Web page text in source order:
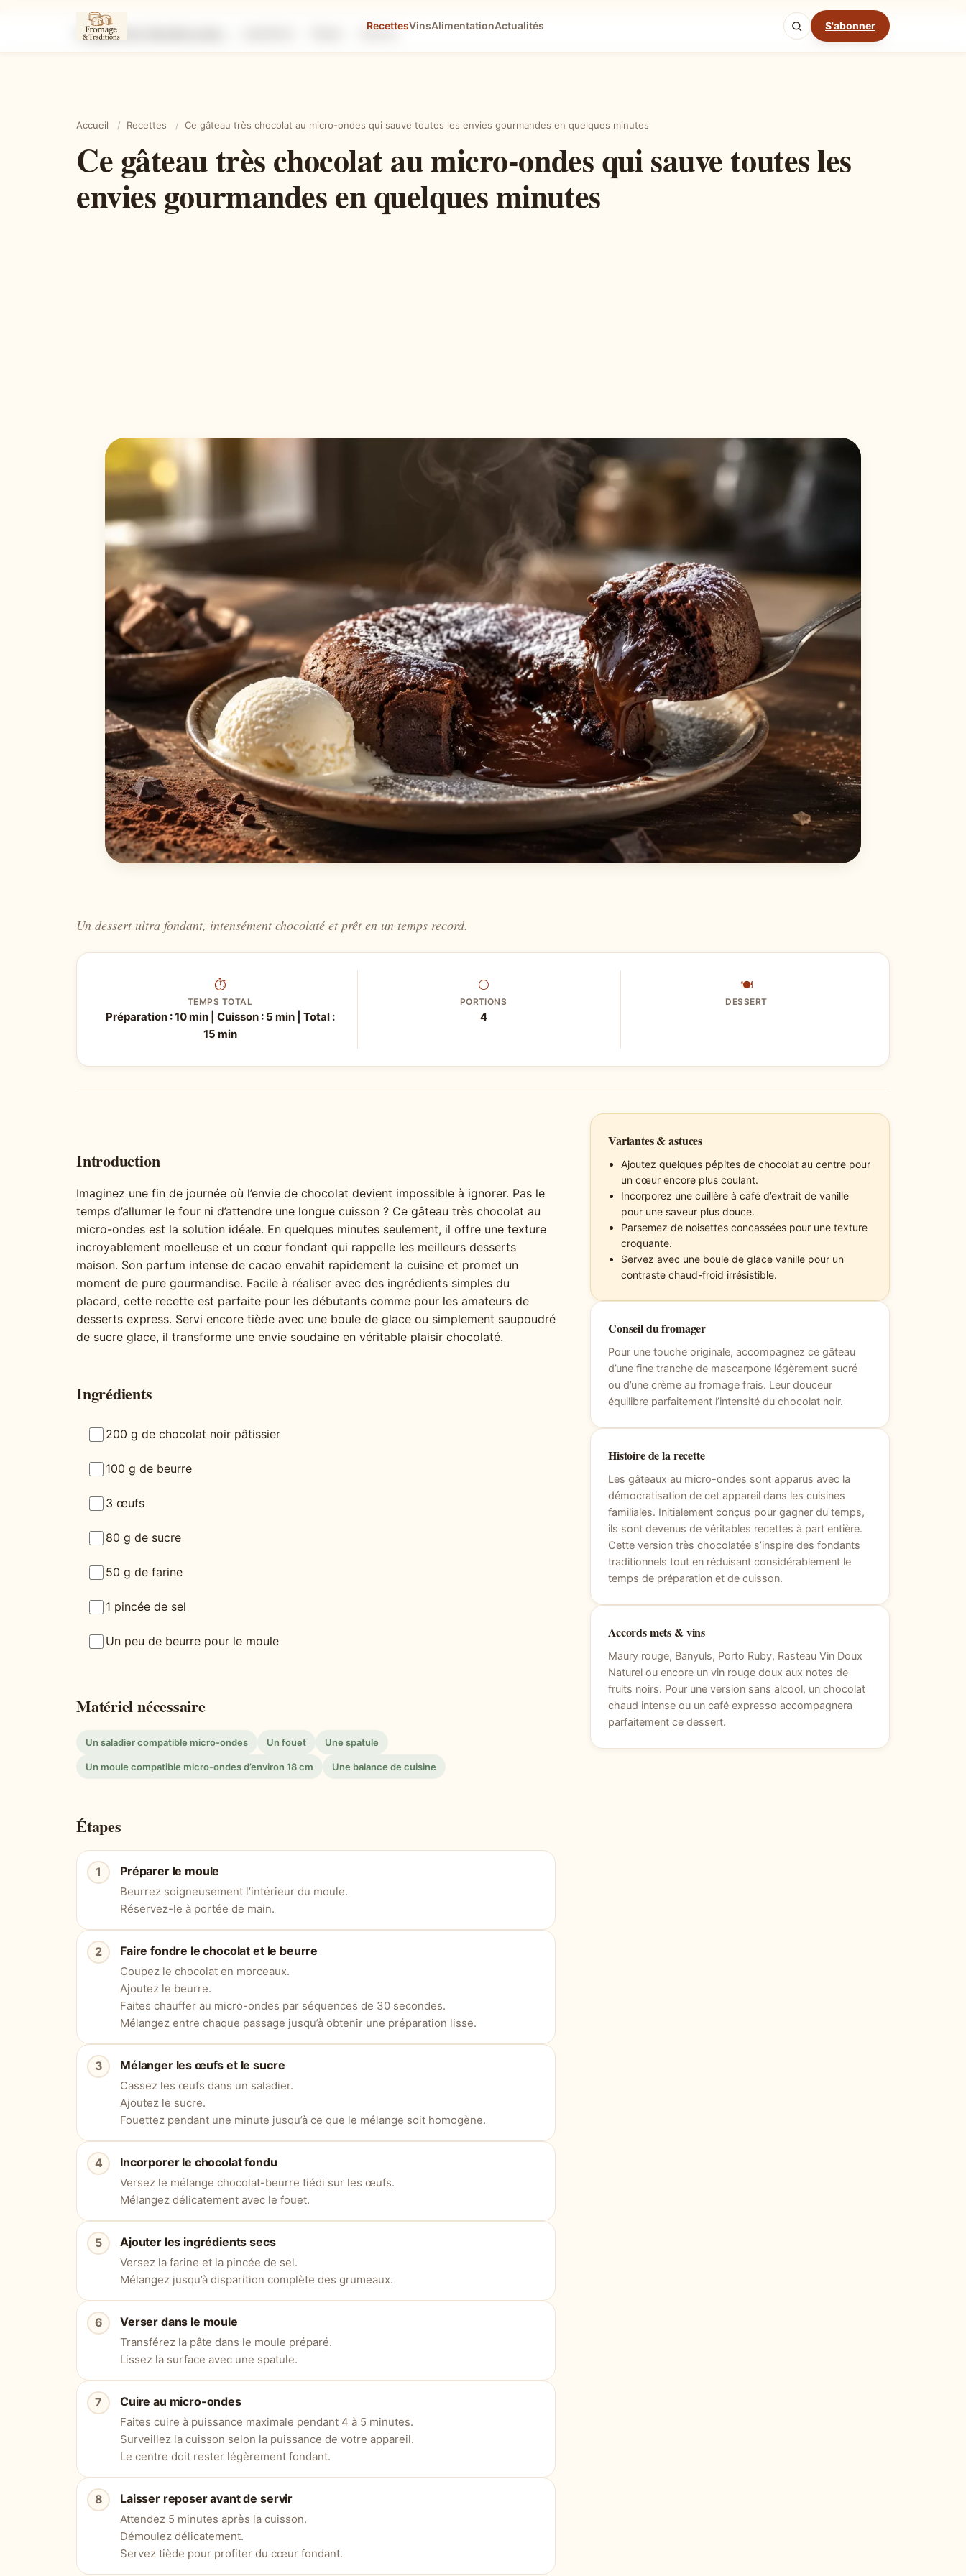
RecettesVinsAlimentationActualités S'abonner
Astuces Mode cuisine
Accueil / Recettes / Ce gâteau très chocolat au micro-ondes qui sauve toutes les envies gourmandes en quelques minutes
Ce gâteau très chocolat au micro-ondes qui sauve toutes les
envies gourmandes en quelques minutes
Un dessert ultra fondant, intensément chocolaté et prêt en un temps record.
⏱
TEMPS TOTAL
Préparation : 10 min | Cuisson : 5 min | Total :
15 min
⚪
PORTIONS
4
🍽
DESSERT
Introduction
Imaginez une fin de journée où l’envie de chocolat devient impossible à ignorer. Pas le
temps d’allumer le four ni d’attendre une longue cuisson ? Ce gâteau très chocolat au
micro-ondes est la solution idéale. En quelques minutes seulement, il offre une texture
incroyablement moelleuse et un cœur fondant qui rappelle les meilleurs desserts
maison. Son parfum intense de cacao envahit rapidement la cuisine et promet un
moment de pure gourmandise. Facile à réaliser avec des ingrédients simples du
placard, cette recette est parfaite pour les débutants comme pour les amateurs de
desserts express. Servi encore tiède avec une boule de glace ou simplement saupoudré
de sucre glace, il transforme une envie soudaine en véritable plaisir chocolaté.
Ingrédients
200 g de chocolat noir pâtissier
100 g de beurre
3 œufs
80 g de sucre
50 g de farine
1 pincée de sel
Un peu de beurre pour le moule
Matériel nécessaire
Un saladier compatible micro-ondes Un fouet Une spatule
Un moule compatible micro-ondes d’environ 18 cm Une balance de cuisine
Étapes
Préparer le moule
Beurrez soigneusement l’intérieur du moule.
Réservez-le à portée de main.
Faire fondre le chocolat et le beurre
Coupez le chocolat en morceaux.
Ajoutez le beurre.
Faites chauffer au micro-ondes par séquences de 30 secondes.
Mélangez entre chaque passage jusqu’à obtenir une préparation lisse.
Mélanger les œufs et le sucre
Cassez les œufs dans un saladier.
Ajoutez le sucre.
Fouettez pendant une minute jusqu’à ce que le mélange soit homogène.
Incorporer le chocolat fondu
Versez le mélange chocolat-beurre tiédi sur les œufs.
Mélangez délicatement avec le fouet.
Ajouter les ingrédients secs
Versez la farine et la pincée de sel.
Mélangez jusqu’à disparition complète des grumeaux.
Verser dans le moule
Transférez la pâte dans le moule préparé.
Lissez la surface avec une spatule.
Cuire au micro-ondes
Faites cuire à puissance maximale pendant 4 à 5 minutes.
Surveillez la cuisson selon la puissance de votre appareil.
Le centre doit rester légèrement fondant.
Laisser reposer avant de servir
Attendez 5 minutes après la cuisson.
Démoulez délicatement.
Servez tiède pour profiter du cœur fondant.
Variantes & astuces
Ajoutez quelques pépites de chocolat au centre pour
un cœur encore plus coulant.
Incorporez une cuillère à café d’extrait de vanille
pour une saveur plus douce.
Parsemez de noisettes concassées pour une texture
croquante.
Servez avec une boule de glace vanille pour un
contraste chaud-froid irrésistible.
Conseil du fromager
Pour une touche originale, accompagnez ce gâteau
d’une fine tranche de mascarpone légèrement sucré
ou d’une crème au fromage frais. Leur douceur
équilibre parfaitement l’intensité du chocolat noir.
Histoire de la recette
Les gâteaux au micro-ondes sont apparus avec la
démocratisation de cet appareil dans les cuisines
familiales. Initialement conçus pour gagner du temps,
ils sont devenus de véritables recettes à part entière.
Cette version très chocolatée s’inspire des fondants
traditionnels tout en réduisant considérablement le
temps de préparation et de cuisson.
Accords mets & vins
Maury rouge, Banyuls, Porto Ruby, Rasteau Vin Doux
Naturel ou encore un vin rouge doux aux notes de
fruits noirs. Pour une version sans alcool, un chocolat
chaud intense ou un café expresso accompagnera
parfaitement ce dessert.